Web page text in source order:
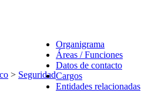
> Seguridad
Organigrama
Áreas / Funciones
Datos de contacto
Cargos
Entidades relacionadas